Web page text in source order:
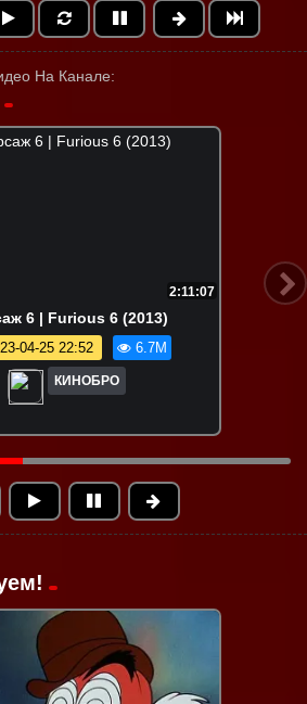
На Канале:
1:32:20
монстров | Monsters, Inc.
(2001)
04-27 19:37